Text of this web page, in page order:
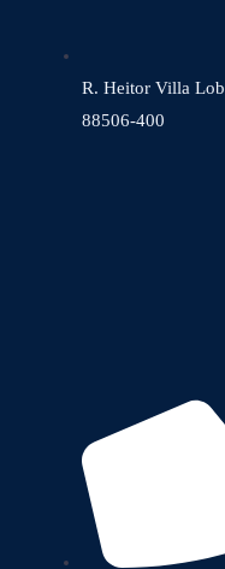
R. Heitor Villa
88506-400